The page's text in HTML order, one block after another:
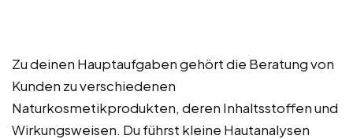
Zu deinen Hauptaufgaben gehört die Beratung von
Kunden zu verschiedenen
Naturkosmetikprodukten, deren Inhaltsstoffen und
Wirkungsweisen. Du führst kleine Hautanalysen